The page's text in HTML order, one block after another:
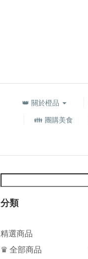
👑 關於橙品
👪 團購美食
分類
精選商品
♛ 全部商品